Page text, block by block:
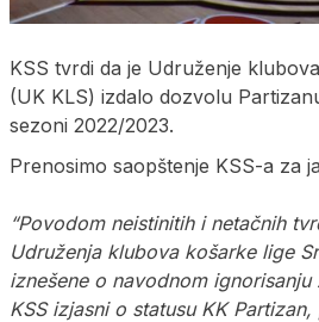
KSS tvrdi da je Udruženje
(UK KLS) izdalo dozvolu
sezoni 2022/2023.
Prenosimo saopštenje KSS-a za
“Povodom neistinitih i netačnih
Udruženja klubova košarke lige
iznešene o navodnom ignorisanju
KSS izjasni o statusu KK